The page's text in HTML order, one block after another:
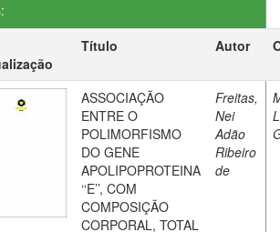
Título Autor
ASSOCIAÇÃO
ENTRE O
POLIMORFISMO
DO GENE
APOLIPOPROTEINA
‘‘E’’, COM
COMPOSIÇÃO
CORPORAL, TOTAL
Freitas,
Nei
Adão
Ribeiro
de